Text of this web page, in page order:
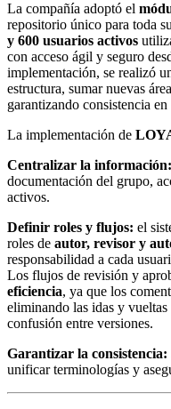
La compañía adoptó el
repositorio único para toda
y 600 usuarios activos
con acceso ágil y seguro
implementación, se realizó
estructura, sumar nuevas
garantizando consistencia
La implementación de
Centralizar la información:
documentación del grupo,
activos.
Definir roles y flujos: el
roles de autor, revisor y
responsabilidad a cada
Los flujos de revisión y
eficiencia, ya que los
eliminando las idas y
confusión entre versiones.
Garantizar la consistencia:
unificar terminologías y